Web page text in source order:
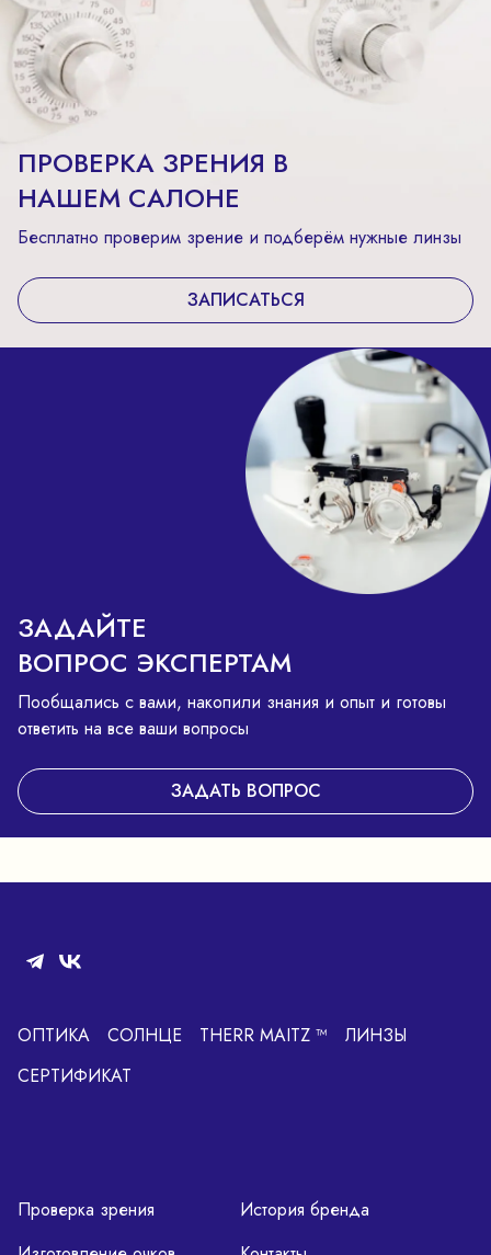
ПРОВЕРКА ЗРЕНИЯ В
НАШЕМ САЛОНЕ
Бесплатно проверим зрение и подберём нужные линзы
ЗАПИСАТЬСЯ
ЗАДАЙТЕ
ВОПРОС ЭКСПЕРТАМ
Пообщались с вами, накопили знания и опыт и готовы
ответить на все ваши вопросы
ЗАДАТЬ ВОПРОС
ОПТИКА СОЛНЦЕ THERR MAITZ ™
ЛИНЗЫ
СЕРТИФИКАТ
Проверка зрения
История бренда